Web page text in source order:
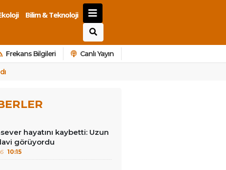
Bilim & Teknoloji
Frekans Bilgileri Canlı Yayın
hayatını kaybetti: Uzun
görüyordu
10:15